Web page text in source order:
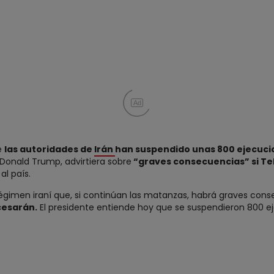
Ad
las autoridades de Irán han suspendido unas 800
Trump, advirtiera sobre “graves consecuencias” si
país.
iraní que, si continúan las matanzas, habrá graves
El presidente entiende hoy que se suspendieron 800